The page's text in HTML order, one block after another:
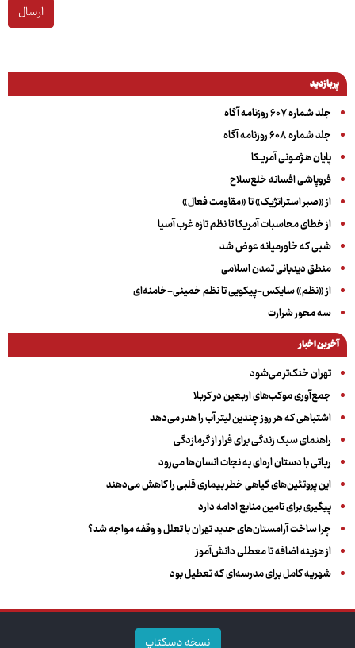
ارسال
پربازدید
جلد شماره ۶۰۷ روزنامه آگاه
جلد شماره ۶۰۸ روزنامه آگاه
پایان هـژمـونی آمریـکا
فروپاشی افسانه خلع‌سلاح
از «صبر استراتژیک» تا «مقاومت فعال»
از خطای محاسبات آمریکا تا نظم تازه غرب آسیا
شبی که خاورمیانه عوض شد
منطق دیدبانی تمدن اسلامی
از «نظم» سایکس-پیکویی تا نظم خمینی-خامنه‌ای
سه‌ محور شرارت
آخرین اخبار
تهران خنک‌تر می‌شود
جمع‌آوری موکب‌های اربعین در کربلا
اشتباهی که هر روز چندین لیتر آب را هدر می‌دهد
راهنمای سبک زندگی برای فرار از گرمازدگی
رباتی با دستان اره‌ای به نجات انسان‌ها می‌رود
این پروتئین‌های گیاهی خطر بیماری قلبی را کاهش می‌دهند
پیگیری برای تامین منابع ادامه دارد
چرا ساخت آرامستان‌های جدید تهران با تعلل و وقفه مواجه شد؟
از هزینه اضافه تا معطلی دانش‌آموز
شهریه کامل برای مدرسه‌ای که تعطیل بود
نسخه دسکتاپ